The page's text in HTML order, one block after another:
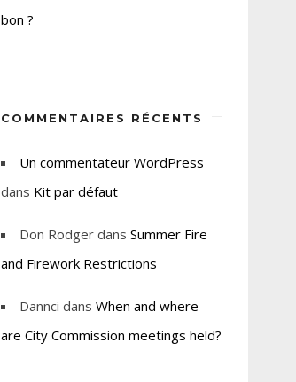
bon ?
COMMENTAIRES RÉCENTS
Un commentateur WordPress
dans Kit par défaut
Don Rodger dansSummer Fire
and Firework Restrictions
Dannci dansWhen and where
are City Commission meetings held?